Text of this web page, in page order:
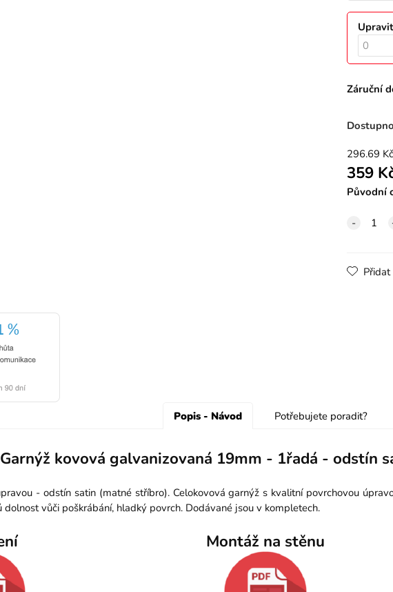
Záruční
296.69 Kč
359
Původní
Popis - Návod Potřebujete poradit?
Garnýž kovová galvanizovaná 19mm - 1řadá - odstín
- odstín satin (matné stříbro). Celokovová garnýž s kvalitní povrchovou
vůči poškrábání, hladký povrch. Dodávané jsou v kompletech.
Montáž na stěnu